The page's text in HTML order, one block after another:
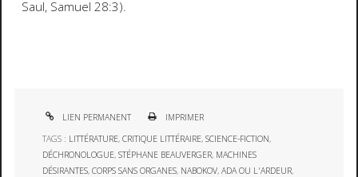
Saul, Samuel 28:3).
LIEN PERMANENT
IMPRIMER
TAGS : LITTÉRATURE,CRITIQUE LITTÉRAIRE,SCIENCE-FICTION,
DÉCHRONOLOGUE,STÉPHANE BEAUVERGER, MACHINES
DÉSIRANTES,CORPS SANS ORGANES, NABOKOV,ADA OU L'ARDEUR,